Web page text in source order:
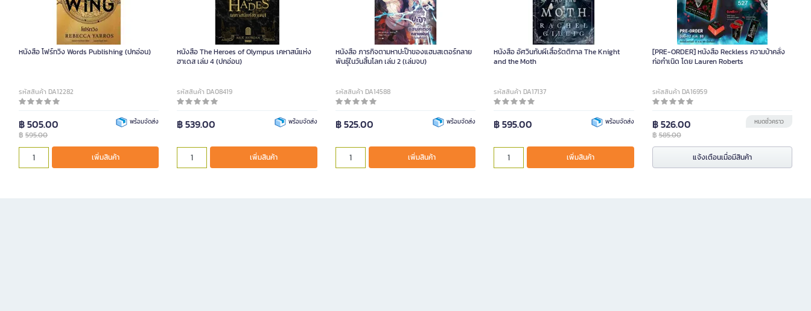
หนังสือ โฟร์ทวิง Words Publishing (ปกอ่อน)
รหัสสินค้า DA12282
฿ 505.00
฿ 595.00
พร้อมจัดส่ง
เพิ่มสินค้า
หนังสือ The Heroes of Olympus เคหาสน์แห่ง
ฮาเดส เล่ม 4 (ปกอ่อน)
รหัสสินค้า DA08419
฿ 539.00 พร้อมจัดส่ง
เพิ่มสินค้า
หนังสือ ภารกิจตามหาปะป๊าของแฮมสเตอร์กลาย
พันธุ์ในวันสิ้นโลก เล่ม 2 (เล่มจบ)
รหัสสินค้า DA14588
฿ 525.00 พร้อมจัดส่ง
เพิ่มสินค้า
หนังสือ อัศวินกับผีเสื้อรัตติกาล The Knight
and the Moth
รหัสสินค้า DA17137
฿ 595.00 พร้อมจัดส่ง
เพิ่มสินค้า
[PRE-ORDER] หนังสือ Reckless ความบ้าคลั่ง
ก่อกำเนิด โดย Lauren Roberts
รหัสสินค้า DA16959
฿ 526.00
฿585.00
หมดชั่วคราว
แจ้งเตือนเมื่อมีสินค้า